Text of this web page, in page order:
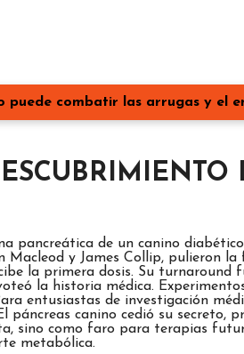
combatir las arrugas y el
pancreática de un canino
y James Collip, pulieron la
la primera dosis. Su turnaround
la historia médica.
entusiastas de investigación
páncreas canino cedió su secreto,
sino como faro para terapias
metabólica.